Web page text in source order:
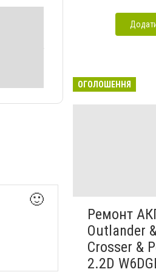
🙂
ОГОЛОШЕННЯ
Ремонт
Outlander
Crosser &
2.2D